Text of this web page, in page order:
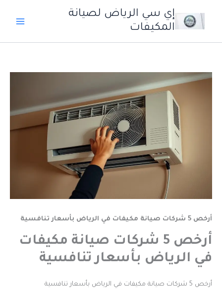
المحتوى
إي سي الرياض لصيانة
المكيفات
أرخص 5 شركات صيانة مكيفات في الرياض بأسعار تنافسية
أرخص 5 شركات صيانة مكيفات
في الرياض بأسعار تنافسية
أرخص 5 شركات صيانة مكيفات في الرياض بأسعار تنافسية